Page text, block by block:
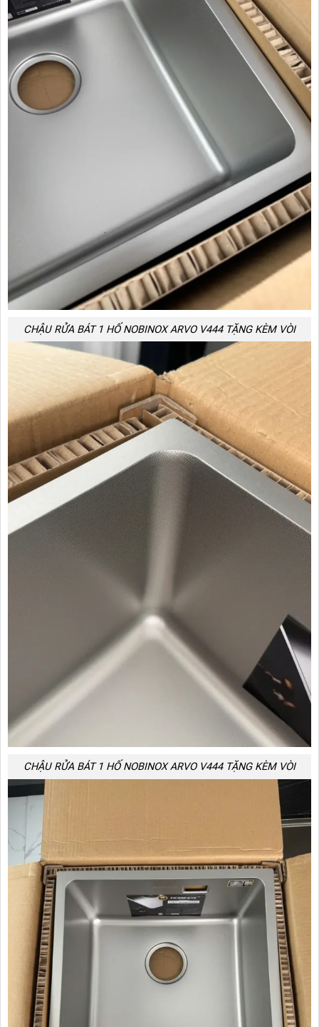
CHẬU RỬA BÁT 1 HỐ NOBINOX ARVO V444 TẶNG KÈM VÒI
CHẬU RỬA BÁT 1 HỐ NOBINOX ARVO V444 TẶNG KÈM VÒI